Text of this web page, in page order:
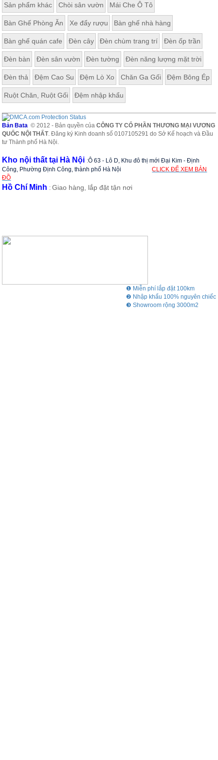
Sản phẩm khác Chòi sân vườn Mái Che Ô Tô
Bàn Ghế Phòng Ăn Xe đẩy rượu Bàn ghế nhà hàng
Bàn ghế quán cafe Đèn cây Đèn chùm trang trí Đèn ốp trần
Đèn bàn Đèn sân vườn Đèn tường Đèn năng lượng mặt trời
Đèn thả Đệm Cao Su Đệm Lò Xo Chăn Ga Gối Đệm Bông Ép
Ruột Chăn, Ruột Gối Đệm nhập khẩu
Bản Bata © 2012 - Bản quyền củaCÔNG TY CỔ PHẦN THƯƠNG MẠI VƯƠNG
QUỐC NỘI THẤT. Đăng ký Kinh doanh số 0107105291 do Sở Kế hoạch và Đầu
tư Thành phố Hà Nội.
Kho nội thất tại Hà Nội :Ô 63 - Lô D, Khu đô thị mới Đại Kim - Định
Công, Phường Định Công, thành phố Hà Nội
CLICK ĐỂ XEM BẢN
ĐỒ
Hồ Chí Minh :Giao hàng, lắp đặt tận nơi
❶ Miễn phí lắp đặt 100km
❷ Nhập khẩu 100% nguyên chiếc
❸ Showroom rộng 3000m2